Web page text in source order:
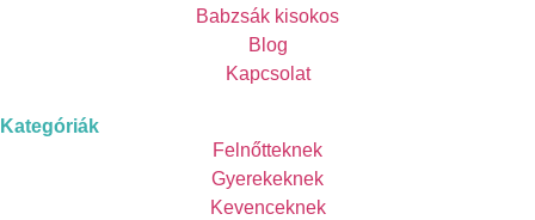
Babzsák kisokos
Blog
Kapcsolat
Kategóriák
Felnőtteknek
Gyerekeknek
Kevenceknek